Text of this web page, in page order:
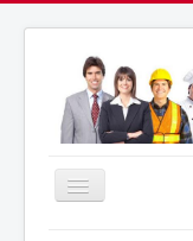
Включить/